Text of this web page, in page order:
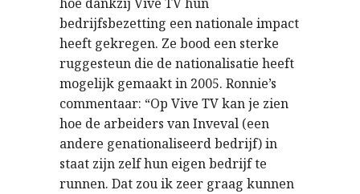
bedrijfsbezetting een nationale impact
heeft gekregen. Ze bood een sterke
ruggesteun die de nationalisatie heeft
mogelijk gemaakt in 2005. Ronnie’s
commentaar: “Op Vive TV kan je zien
hoe de arbeiders van Inveval (een
andere genationaliseerd bedrijf) in
staat zijn zelf hun eigen bedrijf te
runnen. Dat zou ik zeer graag kunnen